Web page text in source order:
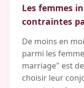
Les femmes
contraintes
De moins en
parmi les
marriage" est
choisir leur